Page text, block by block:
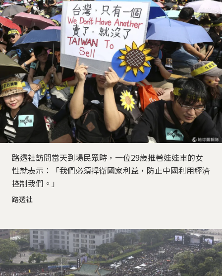
路透社訪問當天到場民眾時，一位29歲推著娃娃車的女
性就表示：「我們必須捍衛國家利益，防止中國利用經濟
控制我們。」
路透社